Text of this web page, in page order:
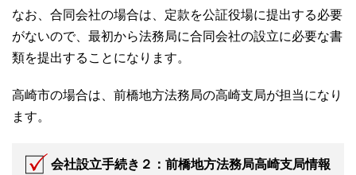
なお、合同会社の場合は、定款を公証役場に提出する必要
がないので、最初から法務局に合同会社の設立に必要な書
類を提出することになります。
高崎市の場合は、前橋地方法務局の高崎支局が担当になり
ます。
会社設立手続き２：前橋地方法務局高崎支局情報